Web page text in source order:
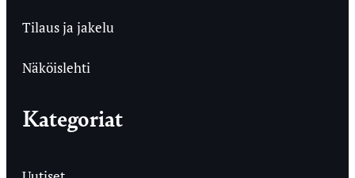
Tilaus ja jakelu
Näköislehti
Kategoriat